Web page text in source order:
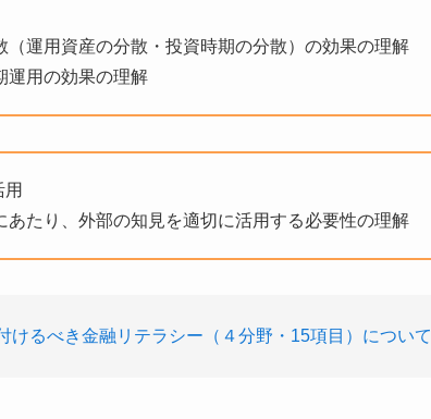
（運用資産の分散・投資時期の分散）の効果の理解
運用の効果の理解
あたり、外部の知見を適切に活用する必要性の理解
けるべき金融リテラシー（４分野・15項目）について